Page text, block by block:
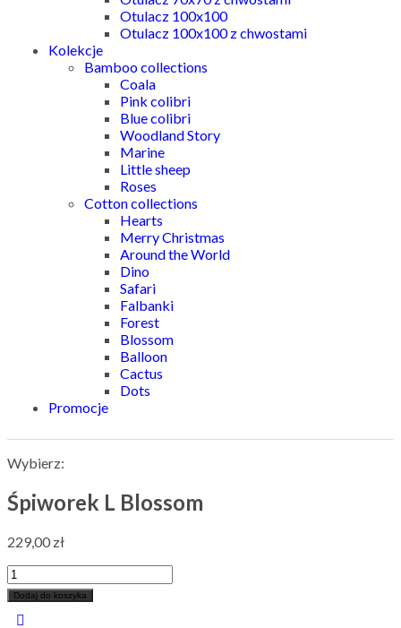
Otulacz 100x100
Otulacz 100x100 z chwostami
Kolekcje
Bamboo collections
Coala
Pink colibri
Blue colibri
Woodland Story
Marine
Little sheep
Roses
Cotton collections
Hearts
Merry Christmas
Around the World
Dino
Safari
Falbanki
Forest
Blossom
Balloon
Cactus
Dots
Promocje
Wybierz:
Śpiworek L Blossom
229,00 zł
Dodaj do koszyka